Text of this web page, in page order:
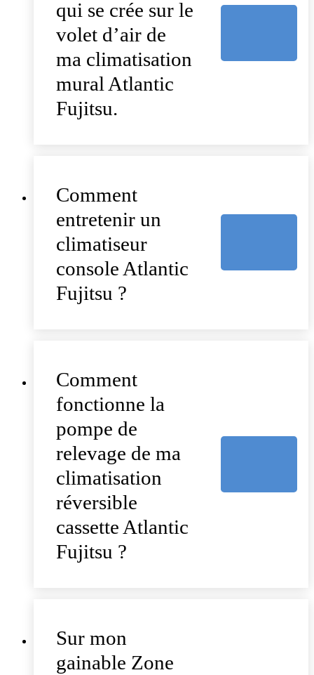
qui se crée sur le
volet d’air de
ma climatisation
mural Atlantic
Fujitsu.
Comment
entretenir un
climatiseur
console Atlantic
Fujitsu ?
Comment
fonctionne la
pompe de
relevage de ma
climatisation
réversible
cassette Atlantic
Fujitsu ?
Sur mon
gainable Zone